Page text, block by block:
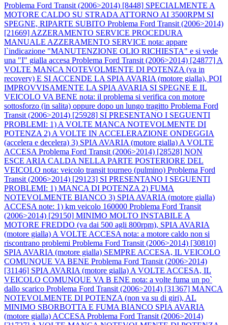
Problema Ford Transit (2006>2014) [8448] SPECIALMENTE A
MOTORE CALDO SU STRADA ATTORNO AI 3500RPM SI
SPEGNE, RIPARTE SUBITO Problema Ford Transit (2006>2014)
[21669] AZZERAMENTO SERVICE PROCEDURA
MANUALE AZZERAMENTO SERVICE nota: appare
l`indicazione "MANUTENZIONE OLIO RICHIESTA" e si vede
una "I" gialla accesa Problema Ford Transit (2006>2014) [24877] A
VOLTE MANCA NOTEVOLMENTE DI POTENZA (va in
recovery) E SI ACCENDE LA SPIA AVARIA (motore gialla), POI
IMPROVVISAMENTE LA SPIA AVARIA SI SPEGNE E IL
VEICOLO VA BENE nota: il problema si verifica con motore
sottosforzo (in salita) oppure dopo un lungo tragitto Problema Ford
Transit (2006>2014) [25928] SI PRESENTANO I SEGUENTI
PROBLEMI: 1) A VOLTE MANCA NOTEVOLMENTE DI
POTENZA 2) A VOLTE IN ACCELERAZIONE ONDEGGIA
(accelera e decelera) 3) SPIA AVARIA (motore gialla) A VOLTE
ACCESA Problema Ford Transit (2006>2014) [28528] NON
ESCE ARIA CALDA NELLA PARTE POSTERIORE DEL
VEICOLO nota: veicolo transit tourneo (pulmino) Problema Ford
Transit (2006>2014) [29123] SI PRESENTANO I SEGUENTI
PROBLEMI: 1) MANCA DI POTENZA 2) FUMA
NOTEVOLMENTE BIANCO 3) SPIA AVARIA (motore gialla)
ACCESA note: 1) km veicolo 160000 Problema Ford Transit
(2006>2014) [29150] MINIMO MOLTO INSTABILE A
MOTORE FREDDO (va dai 500 agli 800rpm), SPIA AVARIA
(motore gialla) A VOLTE ACCESA nota: a motore caldo non si
riscontrano problemi Problema Ford Transit (2006>2014) [30810]
SPIA AVARIA (motore gialla) SEMPRE ACCESA, IL VEICOLO
COMUNQUE VA BENE Problema Ford Transit (2006>2014)
[31146] SPIA AVARIA (motore gialla) A VOLTE ACCESA, IL
VEICOLO COMUNQUE VA B ENE nota: a volte fuma un po`
dallo scarico Problema Ford Transit (2006>2014) [31367] MANCA
NOTEVOLMENTE DI POTENZA (non va su di giri), AL
MINIMO SBORBOTTA E FUMA BIANCO SPIA AVARIA
(motore gialla) ACCESA Problema Ford Transit (2006>2014)